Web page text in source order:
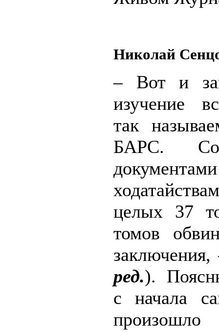
Николай
– Вот и
изучение
так
БАРС.
целых 37
томов
ред.).
с начала